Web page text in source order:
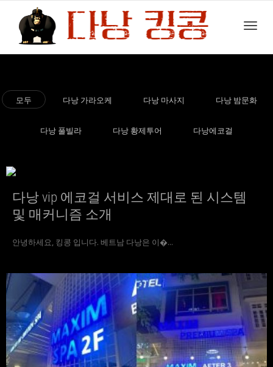
모두 다낭 가라오케 다낭 마사지 다낭 밤문화
다낭 풀빌라 다낭 황제투어 다낭에코걸
다낭 vip 에코걸 서비스 제대로 된 시스템
및 매커니즘 소개
안녕하세요, 킹콩 입니다. 베트남 다낭은 이�...